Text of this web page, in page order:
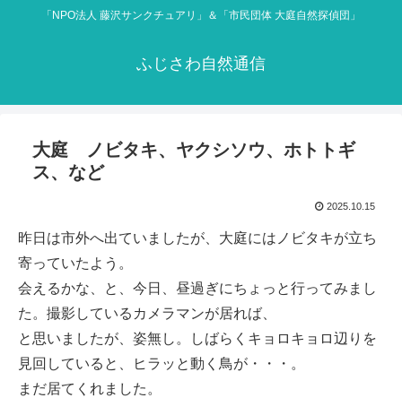
「NPO法人 藤沢サンクチュアリ」＆「市民団体 大庭自然探偵団」
ふじさわ自然通信
大庭 ノビタキ、ヤクシソウ、ホトトギ
ス、など
2025.10.15
昨日は市外へ出ていましたが、大庭にはノビタキが立ち
寄っていたよう。
会えるかな、と、今日、昼過ぎにちょっと行ってみまし
た。撮影しているカメラマンが居れば、
と思いましたが、姿無し。しばらくキョロキョロ辺りを
見回していると、ヒラッと動く鳥が・・・。
まだ居てくれました。